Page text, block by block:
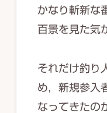
かなり斬新な
百景を見た気
それだけ釣り
め，新規参入
なってきたの